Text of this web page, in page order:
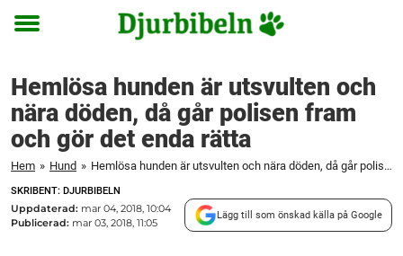
Toggle
Hemlösa hunden är utsvulten och
nära döden, då går polisen fram
och gör det enda rätta
Hem » Hund » Hemlösa hunden är utsvulten och nära döden, då går polisen fram och gör det enda rätta
SKRIBENT: DJURBIBELN
Uppdaterad: mar 04, 2018, 10:04
Publicerad: mar 03, 2018, 11:05
Lägg till som önskad källa på Google